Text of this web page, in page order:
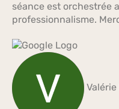
séance est orchestrée
professionnalisme.
Valérie